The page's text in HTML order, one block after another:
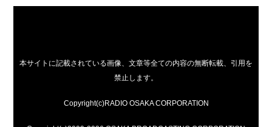
本サイトに記載されている画像、文章等全ての内容の無断転載、引用を
禁止します。
Copyright(c)RADIO OSAKA CORPORATION